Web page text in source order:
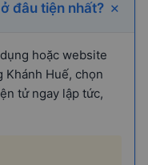
đâu tiện nhất?
hoặc website
Khánh Huế, chọn
tử ngay lập tức,